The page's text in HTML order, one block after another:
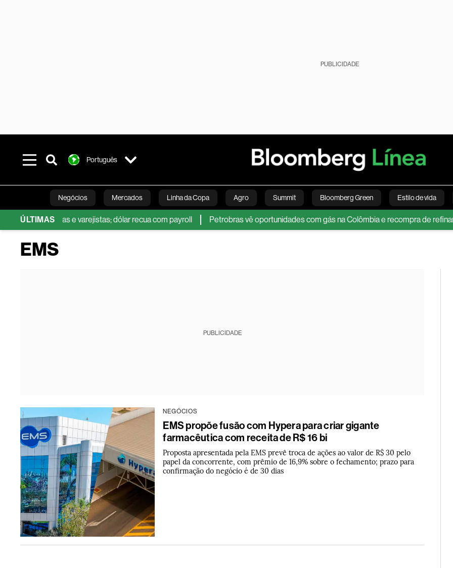
PUBLICIDADE
Português
Negócios Mercados Linha da Copa Agro Summit Bloomberg Green Estilo de vida
Línea Studios Podcasts Inovação Finanças pessoais Viagens Internacional Brasil
ÚLTIMAS
Petrobras e varejistas; dólar recua com payroll Petrobras vê oportunidades com gás na Colômbia e recompra de refinaria no
EMS
PUBLICIDADE
NEGÓCIOS
EMS propõe fusão com Hypera para criar gigante
farmacêutica com receita de R$ 16 bi
Proposta apresentada pela EMS prevê troca de ações ao valor de R$ 30 pelo
papel da concorrente, com prêmio de 16,9% sobre o fechamento; prazo para
confirmação do negócio é de 30 dias